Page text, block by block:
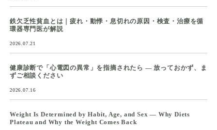
鉄欠乏性貧血とは｜疲れ・動悸・息切れの原因・検査・治療を循
環器専門医が解説
2026.07.21
健康診断で「心電図の異常」を指摘されたら ― 放っておかず、ま
ずご相談ください
2026.07.16
Weight Is Determined by Habit, Age, and Sex — Why Diets
Plateau and Why the Weight Comes Back